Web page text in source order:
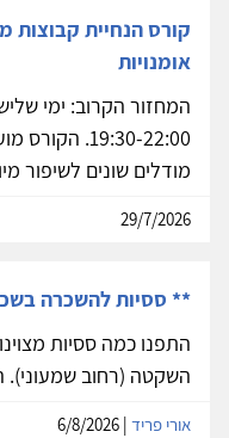
קורס הנחיית קבוצות
אומנויות
19:30-22:00.
מודלים שונים לשיפור
29/7/2026
** ססיות להשכרה
התפנו כמה ססיות
השקטה (רחוב שמעוני).
אורי פריד